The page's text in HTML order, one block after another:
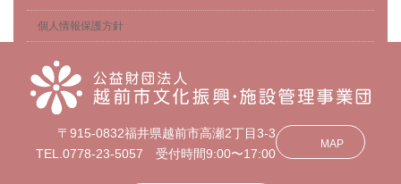
個人情報保護方針
〒915-0832福井県越前市高瀬2丁目3-3
TEL.0778-23-5057 受付時間9:00〜17:00
MAP